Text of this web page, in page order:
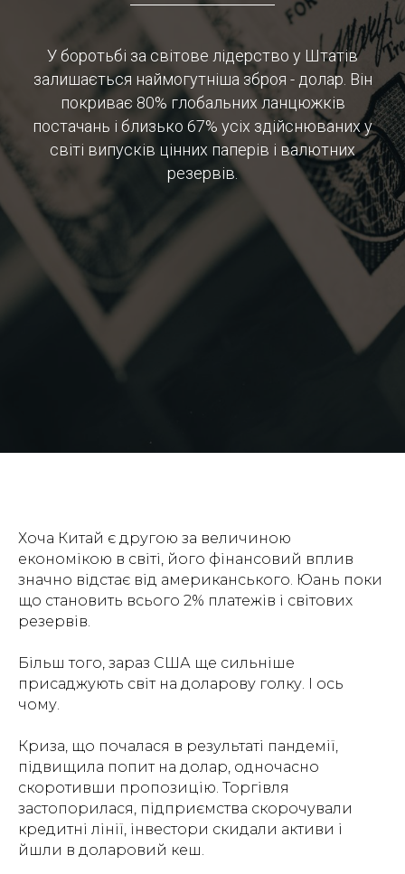
У боротьбі за світове лідерство у Штатів
залишається наймогутніша зброя - долар. Він
покриває 80% глобальних ланцюжків
постачань і близько 67% усіх здійснюваних у
світі випусків цінних паперів і валютних
резервів.
Хоча Китай є другою за величиною
економікою в світі, його фінансовий вплив
значно відстає від американського. Юань поки
що становить всього 2% платежів і світових
резервів.
Більш того, зараз США ще сильніше
присаджують світ на доларову голку. І ось
чому.
Криза, що почалася в результаті пандемії,
підвищила попит на долар, одночасно
скоротивши пропозицію. Торгівля
застопорилася, підприємства скорочували
кредитні лінії, інвестори скидали активи і
йшли в доларовий кеш.